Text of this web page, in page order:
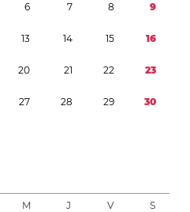
6 7 8 9
13 14 15 16
20 21 22 23
27 28 29 30
M J V S